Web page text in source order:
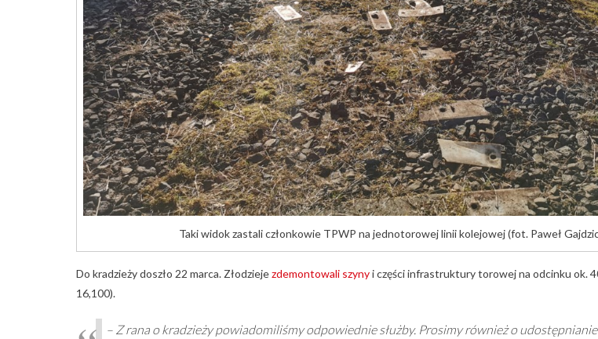
Taki widok zastali członkowie TPWP na jednotorowej linii kolejowej (fot. Paweł
Do kradzieży doszło 22 marca. Złodziejezdemontowali szynyi części infrastruktury torowej na odcinku ok.
16,100).
– Z rana o kradzieży powiadomiliśmy odpowiednie służby. Prosimy również o